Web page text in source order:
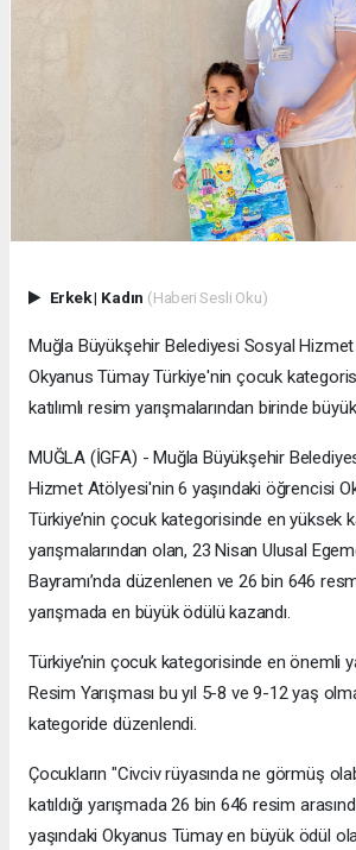
Erkek| Kadın (Haberi Sesli Oku)
Muğla Büyükşehir Belediyesi Sosyal
Okyanus Tümay Türkiye'nin çocuk
katılımlı resim yarışmalarından birinde
MUĞLA (İGFA) - Muğla Büyükşehir
Hizmet Atölyesi'nin 6 yaşındaki öğrencisi
Türkiye’nin çocuk kategorisinde en yüksek
yarışmalarından olan, 23 Nisan Ulusal
Bayramı’nda düzenlenen ve 26 bin 646
yarışmada en büyük ödülü kazandı.
Türkiye’nin çocuk kategorisinde en önemli
Resim Yarışması bu yıl 5-8 ve 9-12 yaş
kategoride düzenlendi.
Çocukların "Civciv rüyasında ne görmüş
katıldığı yarışmada 26 bin 646 resim
yaşındaki Okyanus Tümay en büyük ödül